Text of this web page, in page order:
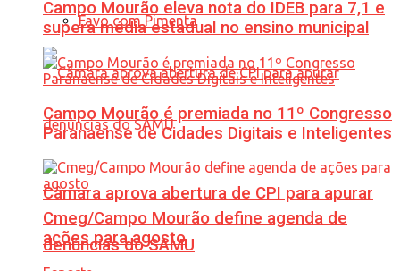
Favo com Pimenta
Câmara aprova abertura de CPI para apurar
denúncias do SAMU
Campo Mourão eleva nota do IDEB para 7,1 e
supera média estadual no ensino municipal
Campo Mourão é premiada no 11º Congresso
Paranaense de Cidades Digitais e Inteligentes
Cmeg/Campo Mourão define agenda de
ações para agosto